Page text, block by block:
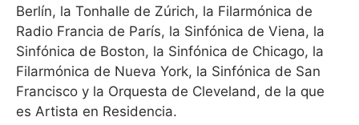
Berlín, la Tonhalle de Zúrich, la Filarmónica de
Radio Francia de París, la Sinfónica de Viena, la
Sinfónica de Boston, la Sinfónica de Chicago, la
Filarmónica de Nueva York, la Sinfónica de San
Francisco y la Orquesta de Cleveland, de la que
es Artista en Residencia.